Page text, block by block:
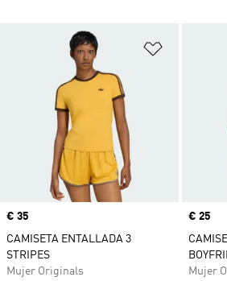
Añadir a
Precio
€ 35
CAMISETA ENTALLADA 3
STRIPES
Mujer Originals
Precio
€ 25
Mujer